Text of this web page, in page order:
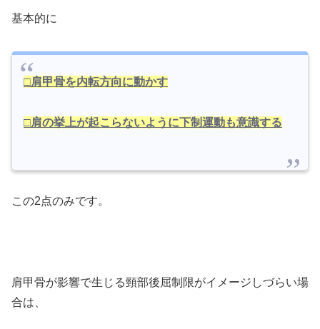
基本的に
□肩甲骨を内転方向に動かす
□肩の挙上が起こらないように下制運動も意識する
この2点のみです。
肩甲骨が影響で生じる頸部後屈制限がイメージしづらい場
合は、